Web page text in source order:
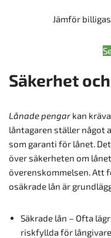
Jämför
Säkerhet
Lånade pengar kan
låntagaren ställer något
som garanti för lånet.
över säkerheten om
överenskommelsen. Att
osäkrade lån är
Säkrade lån – Ofta
riskfyllda för